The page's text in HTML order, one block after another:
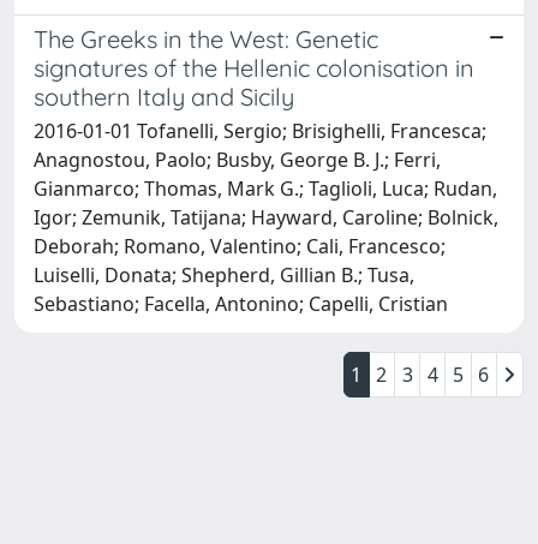
The Greeks in the West: Genetic
signatures of the Hellenic colonisation in
southern Italy and Sicily
2016-01-01 Tofanelli, Sergio; Brisighelli, Francesca;
Anagnostou, Paolo; Busby, George B. J.; Ferri,
Gianmarco; Thomas, Mark G.; Taglioli, Luca; Rudan,
Igor; Zemunik, Tatijana; Hayward, Caroline; Bolnick,
Deborah; Romano, Valentino; Cali, Francesco;
Luiselli, Donata; Shepherd, Gillian B.; Tusa,
Sebastiano; Facella, Antonino; Capelli, Cristian
1 2 3 4 5 6